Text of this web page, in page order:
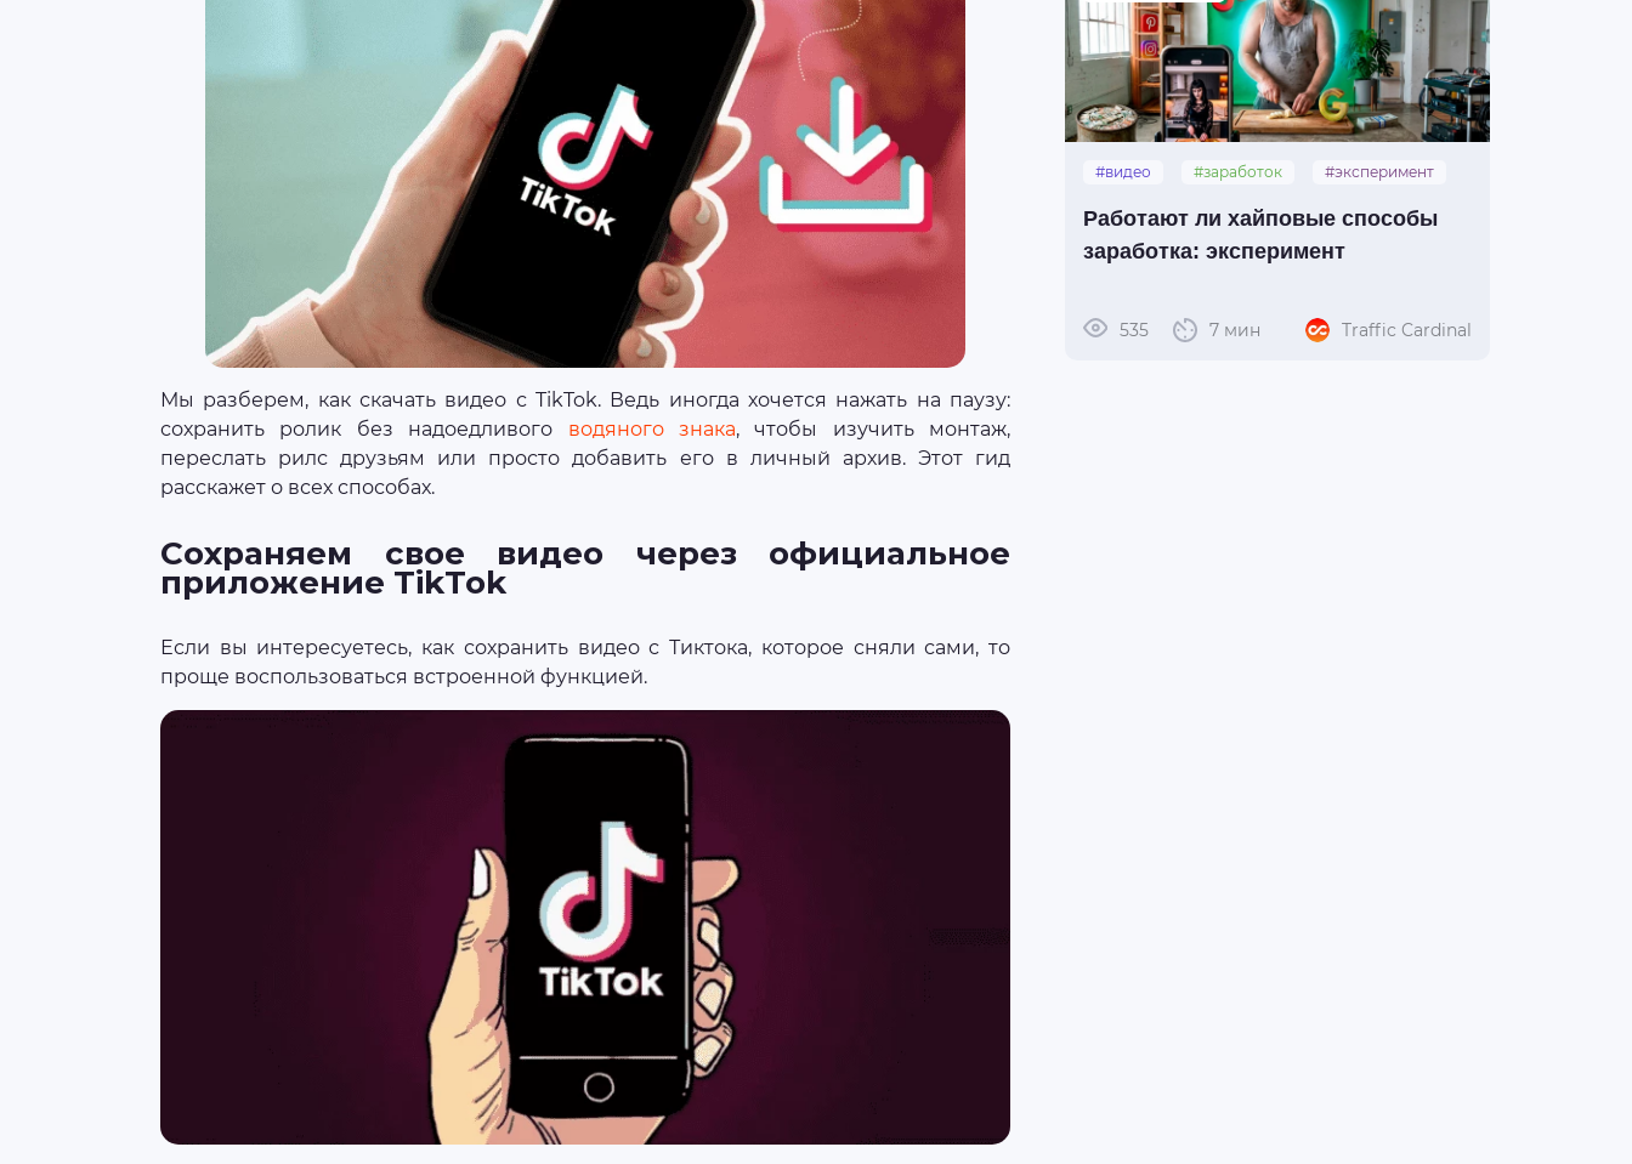
Мы разберем, как скачать видео с TikTok. Ведь иногда хочется нажать на паузу:
сохранить ролик без надоедливого водяного знака, чтобы изучить монтаж,
переслать рилс друзьям или просто добавить его в личный архив. Этот гид
расскажет о всех способах.
Сохраняем свое видео через официальное
приложение TikTok
Если вы интересуетесь, как сохранить видео с Тиктока, которое сняли сами, то
проще воспользоваться встроенной функцией.
#видео #заработок
#эксперимент
Работают ли хайповые способы
заработка: эксперимент
535 7 мин Traffic Cardinal